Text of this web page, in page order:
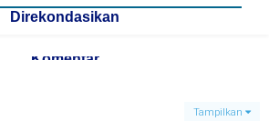
Direkondasikan
Komentar
Tampilkan